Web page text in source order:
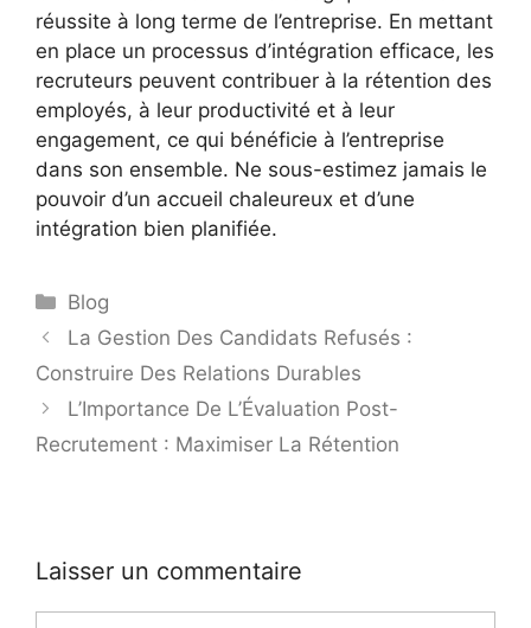
réussite à long terme de l’entreprise. En mettant
en place un processus d’intégration efficace, les
recruteurs peuvent contribuer à la rétention des
employés, à leur productivité et à leur
engagement, ce qui bénéficie à l’entreprise
dans son ensemble. Ne sous-estimez jamais le
pouvoir d’un accueil chaleureux et d’une
intégration bien planifiée.
Blog
La Gestion Des Candidats Refusés :
Construire Des Relations Durables
L’Importance De L’Évaluation Post-
Recrutement : Maximiser La Rétention
Laisser un commentaire